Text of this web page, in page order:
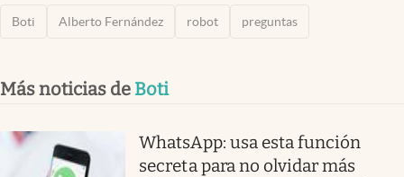
Boti Alberto Fernández robot preguntas
Más noticias de Boti
WhatsApp: usa esta función
secreta para no olvidar más